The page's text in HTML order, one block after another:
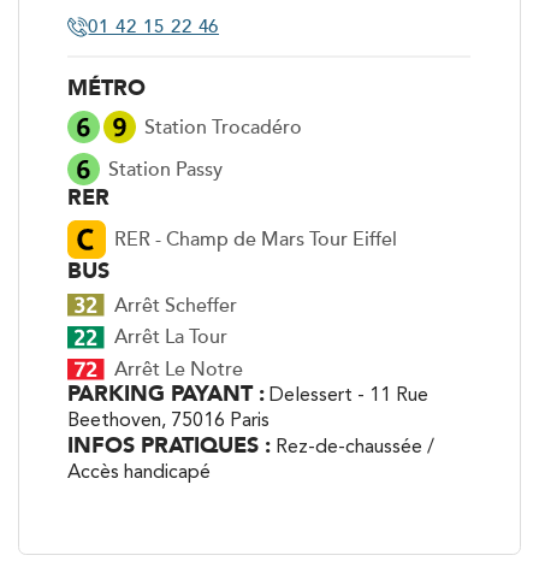
8 Avenue de Camoens 75116 Paris
01 42 15 22 46
MÉTRO
Station Trocadéro
Station Passy
RER
RER - Champ de Mars Tour Eiffel
BUS
Arrêt Scheffer
Arrêt La Tour
Arrêt Le Notre
PARKING PAYANT : Delessert - 11 Rue
Beethoven, 75016 Paris
INFOS PRATIQUES : Rez-de-chaussée /
Accès handicapé